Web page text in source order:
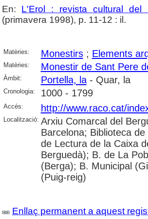
En: L'Erol : revista cultural del
(primavera 1998), p. 11-12 : il.
Matèries: Monestirs; Elements
Matèries: Monestir de Sant Pere
Àmbit: Portella, la- Quar, la
Cronologia: 1000 - 1799
Accés: http://www.raco.cat/
Localització: Arxiu Comarcal del
Barcelona; Biblioteca
de Lectura de la Caixa
Berguedà); B. de La
(Berga); B. Municipal
(Puig-reig)
Enllaç permanent a aquest